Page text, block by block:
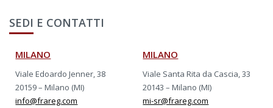
SEDI E CONTATTI
MILANO
Viale Edoardo Jenner, 38
20159 – Milano (MI)
info@frareg.com
MILANO
Viale Santa Rita da Cascia, 33
20143 – Milano (MI)
mi-sr@frareg.com